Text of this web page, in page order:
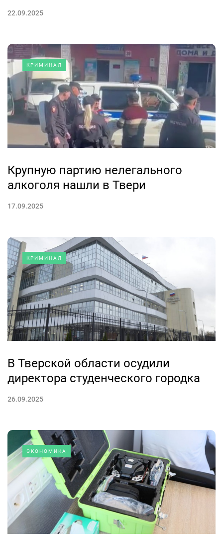
22.09.2025
КРИМИНАЛ
Крупную партию нелегального
алкоголя нашли в Твери
17.09.2025
КРИМИНАЛ
В Тверской области осудили
директора студенческого городка
26.09.2025
ЭКОНОМИКА